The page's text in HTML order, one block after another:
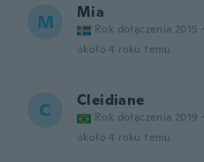
M Mia
Rok dołączenia 2015 ·
około 4 roku temu
C Cleidiane
Rok dołączenia 2019 ·
około 4 roku temu